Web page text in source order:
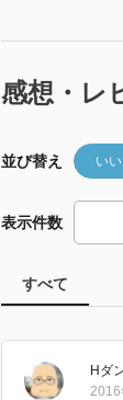
感想・レ
並び替え い
表示件数
すべて
Hダ
2016